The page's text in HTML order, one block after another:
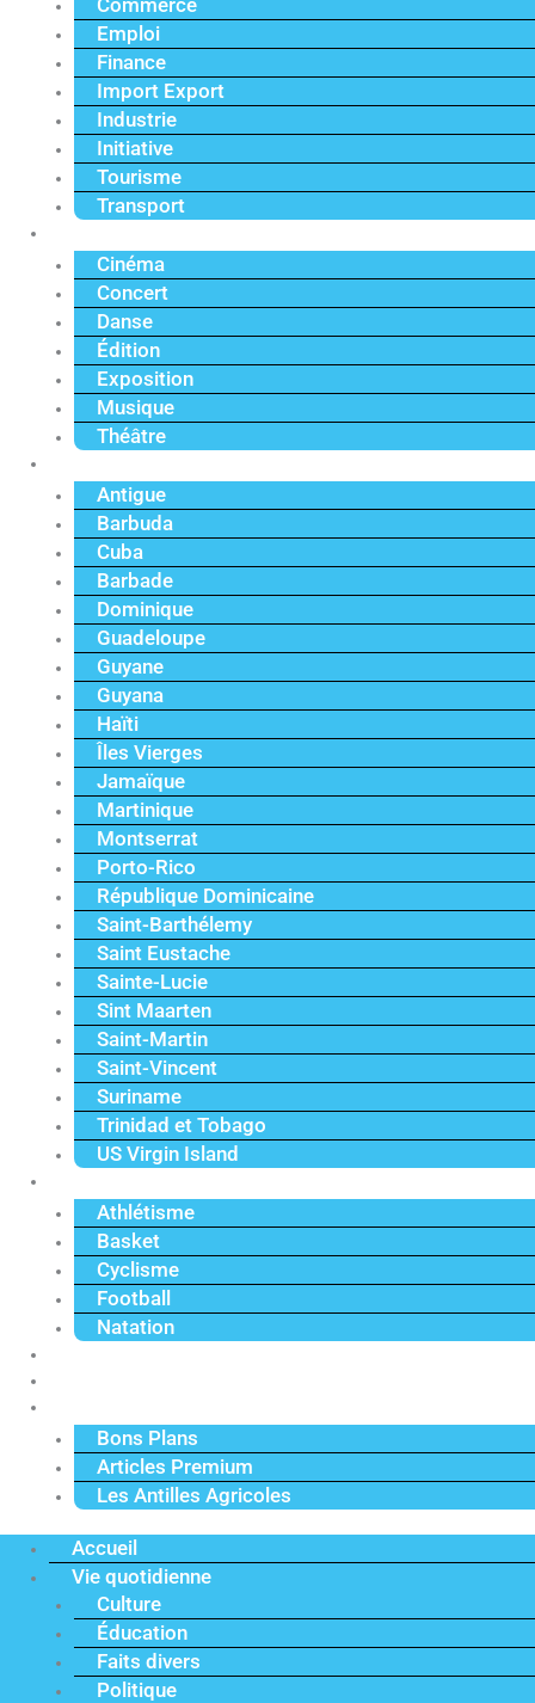
Commerce
Emploi
Finance
Import Export
Industrie
Initiative
Tourisme
Transport
Cinéma
Concert
Danse
Édition
Exposition
Musique
Théâtre
Antigue
Barbuda
Cuba
Barbade
Dominique
Guadeloupe
Guyane
Guyana
Haïti
Îles Vierges
Jamaïque
Martinique
Montserrat
Porto-Rico
République Dominicaine
Saint-Barthélemy
Saint Eustache
Sainte-Lucie
Sint Maarten
Saint-Martin
Saint-Vincent
Suriname
Trinidad et Tobago
US Virgin Island
Athlétisme
Basket
Cyclisme
Football
Natation
Bons Plans
Articles Premium
Les Antilles Agricoles
Accueil
Vie quotidienne
Culture
Éducation
Faits divers
Politique